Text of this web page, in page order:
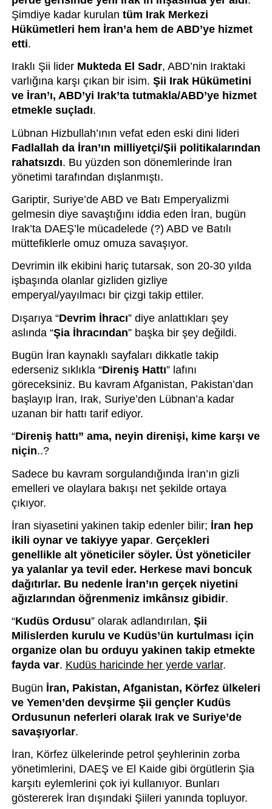
Şimdiye kadar kurulan tüm Irak Merkezi
Hükümetleri hem İran’a hem de ABD’ye hizmet
etti.
Iraklı Şii lider Mukteda El Sadr, ABD’nin Iraktaki
varlığına karşı çıkan bir isim. Şii Irak Hükümetini
ve İran’ı, ABD’yi Irak’ta tutmakla/ABD’ye hizmet
etmekle suçladı.
Fadlallah da İran’ın milliyetçi/Şii politikalarından
rahatsızdı. Bu yüzden son dönemlerinde İran
yönetimi tarafından dışlanmıştı.
Gariptir, Suriye’de ABD ve Batı Emperyalizmi
gelmesin diye savaştığını iddia eden İran, bugün
Irak’ta DAEŞ’le mücadelede (?) ABD ve Batılı
müttefiklerle omuz omuza savaşıyor.
Devrimin ilk ekibini hariç tutarsak, son 20-30 yılda
işbaşında olanlar gizliden gizliye
emperyal/yayılmacı bir çizgi takip ettiler.
Dışarıya “Devrim İhracı” diye anlattıkları şey
aslında “Şia İhracından” başka bir şey değildi.
Bugün İran kaynaklı sayfaları dikkatle takip
ederseniz sıklıkla “Direniş Hattı” lafını
göreceksiniz. Bu kavram Afganistan, Pakistan’dan
başlayıp İran, Irak, Suriye’den Lübnan’a kadar
uzanan bir hattı tarif ediyor.
“Direniş hattı” ama, neyin direnişi, kime karşı ve
niçin..?
Sadece bu kavram sorgulandığında İran’ın gizli
emelleri ve olaylara bakışı net şekilde ortaya
çıkıyor.
İran siyasetini yakinen takip edenler bilir; İran hep
ikili oynar ve takiyye yapar. Gerçekleri
genellikle alt yöneticiler söyler. Üst yöneticiler
ya yalanlar ya tevil eder. Herkese mavi boncuk
dağıtırlar. Bu nedenle İran’ın gerçek niyetini
ağızlarından öğrenmeniz imkânsız gibidir.
“Kudüs Ordusu” olarak adlandırılan, Şii
Milislerden kurulu ve Kudüs’ün kurtulması için
organize olan bu orduyu yakinen takip etmekte
fayda var. Kudüs haricinde her yerde varlar.
Bugün İran, Pakistan, Afganistan, Körfez ülkeleri
ve Yemen’den devşirme Şii gençler Kudüs
Ordusunun neferleri olarak Irak ve Suriye’de
savaşıyorlar.
İran, Körfez ülkelerinde petrol şeyhlerinin zorba
yönetimlerini, DAEŞ ve El Kaide gibi örgütlerin Şia
karşıtı eylemlerini çok iyi kullanıyor. Bunları
göstererek İran dışındaki Şiileri yanında topluyor.